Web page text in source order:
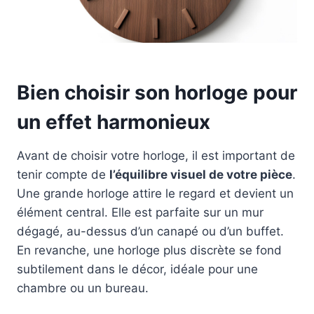
Bien choisir son horloge pour
un effet harmonieux
Avant de choisir votre horloge, il est important de
tenir compte de l’équilibre visuel de votre pièce.
Une grande horloge attire le regard et devient un
élément central. Elle est parfaite sur un mur
dégagé, au-dessus d’un canapé ou d’un buffet.
En revanche, une horloge plus discrète se fond
subtilement dans le décor, idéale pour une
chambre ou un bureau.